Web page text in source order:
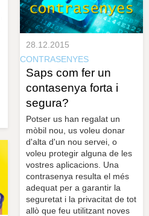
28.12.2015
CONTRASENYES
Saps com fer un
contasenya forta i
segura?
Potser us han regalat un
mòbil nou, us voleu donar
d'alta d'un nou servei, o
voleu protegir alguna de les
vostres aplicacions. Una
contrasenya resulta el més
adequat per a garantir la
seguretat i la privacitat de tot
allò que feu utilitzant noves